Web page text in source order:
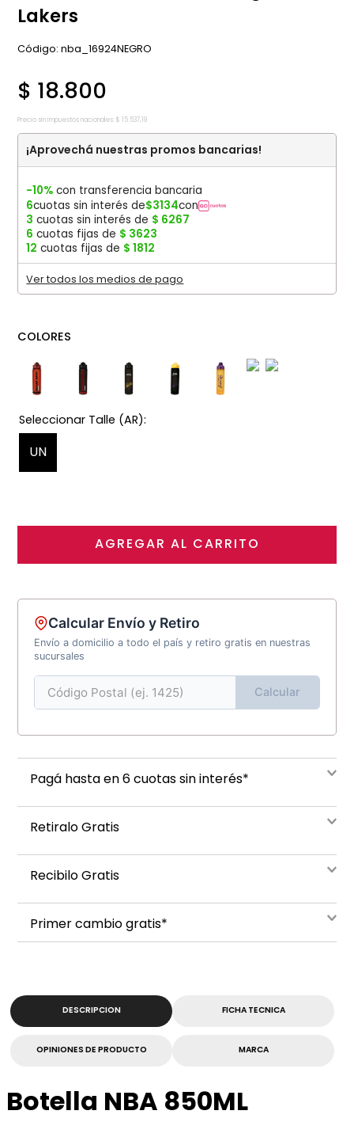
Lakers
:nba_16924NEGRO
$ 18.800
Precio sin impuestos nacionales: $ 15 537,19
¡Aprovechá nuestras promos bancarias!
-10% con transferencia bancaria
6cuotas sin interés de$3134con
3 cuotas sin interés de $ 6267
6 cuotas fijas de $ 3623
12 cuotas fijas de $ 1812
Ver todos los medios de pago
COLORES
UN
AGREGAR AL CARRITO
Calcular Envío y Retiro
Envío a domicilio a todo el país y retiro gratis en nuestras
sucursales
Calcular
Pagá hasta en 6 cuotas sin interés*
Retiralo Gratis
Recibilo Gratis
Primer cambio gratis*
DESCRIPCION FICHA TECNICA
OPINIONES DE PRODUCTO MARCA
Botella NBA 850ML